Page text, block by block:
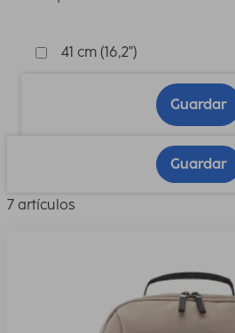
41 cm (16,2")
Guardar
Guardar
7 artículos